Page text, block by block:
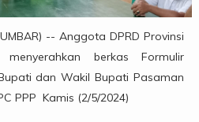
-- Anggota DPRD Provinsi
berkas Formulir
dan Wakil Bupati Pasaman
PPP Kamis (2/5/2024)